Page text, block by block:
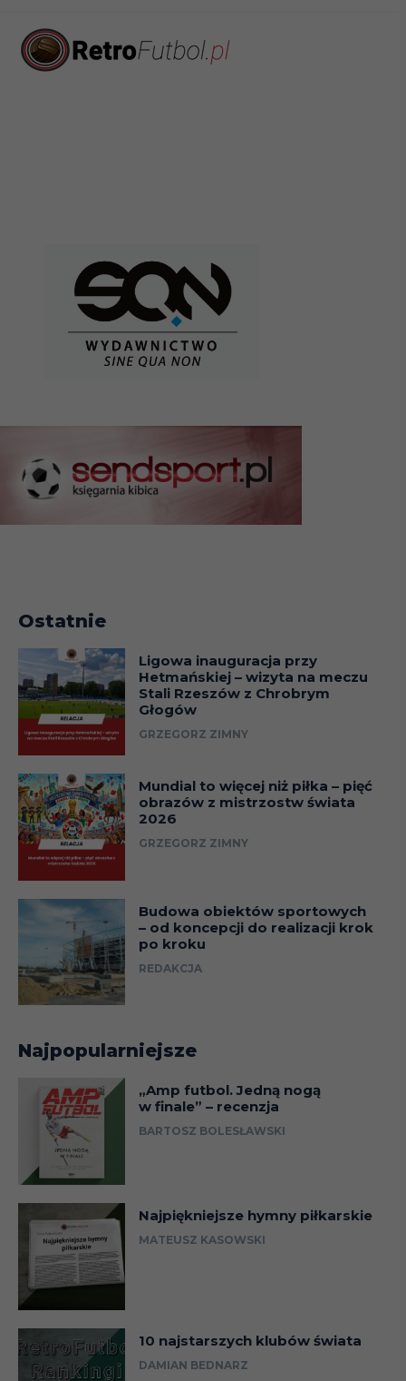
Ostatnie
Ligowa inauguracja przy
Hetmańskiej – wizyta na meczu
Stali Rzeszów z Chrobrym
Głogów
GRZEGORZ ZIMNY
Mundial to więcej niż piłka – pięć
obrazów z mistrzostw świata
2026
GRZEGORZ ZIMNY
Budowa obiektów sportowych
– od koncepcji do realizacji krok
po kroku
REDAKCJA
Najpopularniejsze
„Amp futbol. Jedną nogą
w finale” – recenzja
BARTOSZ BOLESŁAWSKI
Najpiękniejsze hymny piłkarskie
MATEUSZ KASOWSKI
10 najstarszych klubów świata
DAMIAN BEDNARZ